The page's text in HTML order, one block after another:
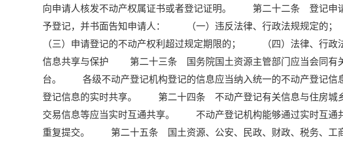
向申请人核发不动产权属证书或者登记证明。 第二十二条 登记申
予登记，并书面告知申请人： （一）违反法律、行政法规规定
（三）申请登记的不动产权利超过规定期限的； （四）法律、行政
信息共享与保护 第二十三条 国务院国土资源主管部门应当会同有
台。 各级不动产登记机构登记的信息应当纳入统一的不动产登记信
登记信息的实时共享。 第二十四条 不动产登记有关信息与住房城乡
交易信息等应当实时互通共享。 不动产登记机构能够通过实时互通
重复提交。 第二十五条 国土资源、公安、民政、财政、税务、工